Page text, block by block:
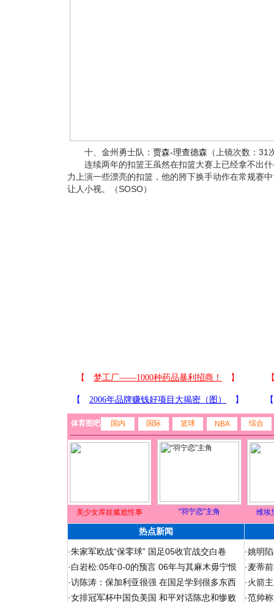
十、金州勇士队： 贾森-理查德森 （上镜次数：31
连续两年的扣篮王虽然在扣篮大赛上已经拿不出什
力上演一些漂亮的扣篮，他的胯下换手动作在常规赛
让人小视。（SOSO）
体育图吧 国内 国际 篮球 NBA 综合
美少女库娃尴尬性事 “羽宁恋”主角 维埃
热点新闻
·朱家军欧战“保零球” 国足05收官战交白卷
·白岩松:05年0-0的预言 06年与其麻木毋宁恨
·访陈涛：保加利亚很强 在国足学到很多东西
·女排冠军杯中国负美国 和平对话陈忠和惨败
·姚明
·麦蒂
·火箭
·范帅